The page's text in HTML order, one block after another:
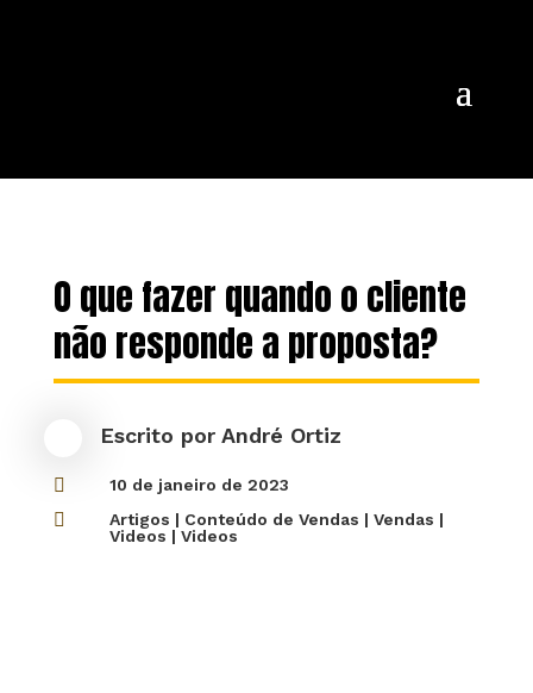
O que fazer quando o cliente
não responde a proposta?
Escrito por André Ortiz
 10 de janeiro de 2023
 Artigos | Conteúdo de Vendas | Vendas |
Videos | Videos